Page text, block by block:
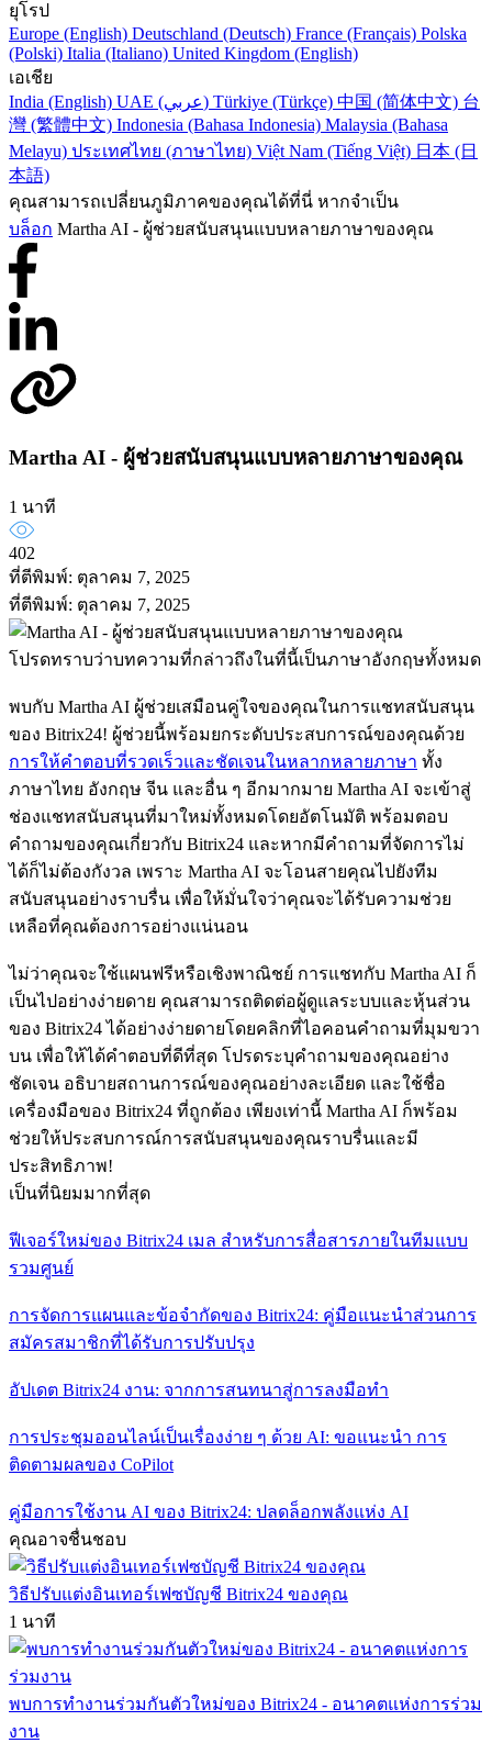
ยุโรป
Europe (English) Deutschland (Deutsch) France (Français) Polska
(Polski) Italia (Italiano) United Kingdom (English)
เอเชีย
India (English)
UAE (عربي) Türkiye (Türkçe) 中国 (简体中文) 台
灣 (繁體中文) Indonesia (Bahasa Indonesia) Malaysia (Bahasa
Melayu) ประเทศไทย (ภาษาไทย) Việt Nam (Tiếng Việt) 日本 (日
本語)
คุณสามารถเปลี่ยนภูมิภาคของคุณได้ที่นี่ หากจำเป็น
บล็อก Martha AI - ผู้ช่วยสนับสนุนแบบหลายภาษาของคุณ
Martha AI - ผู้ช่วยสนับสนุนแบบหลายภาษาของคุณ
1 นาที
402
ที่ตีพิมพ์: ตุลาคม 7, 2025
ที่ตีพิมพ์: ตุลาคม 7, 2025
โปรดทราบว่าบทความที่กล่าวถึงในที่นี้เป็นภาษาอังกฤษทั้งหมด
พบกับ Martha AI ผู้ช่วยเสมือนคู่ใจของคุณในการแชทสนับสนุน
ของ Bitrix24! ผู้ช่วยนี้พร้อมยกระดับประสบการณ์ของคุณด้วย
การให้คำตอบที่รวดเร็วและชัดเจนในหลากหลายภาษา ทั้ง
ภาษาไทย อังกฤษ จีน และอื่น ๆ อีกมากมาย Martha AI จะเข้าสู่
ช่องแชทสนับสนุนที่มาใหม่ทั้งหมดโดยอัตโนมัติ พร้อมตอบ
คำถามของคุณเกี่ยวกับ Bitrix24 และหากมีคำถามที่จัดการไม่
ได้ก็ไม่ต้องกังวล เพราะ Martha AI จะโอนสายคุณไปยังทีม
สนับสนุนอย่างราบรื่น เพื่อให้มั่นใจว่าคุณจะได้รับความช่วย
เหลือที่คุณต้องการอย่างแน่นอน
ไม่ว่าคุณจะใช้แผนฟรีหรือเชิงพาณิชย์ การแชทกับ Martha AI ก็
เป็นไปอย่างง่ายดาย คุณสามารถติดต่อผู้ดูแลระบบและหุ้นส่วน
ของ Bitrix24 ได้อย่างง่ายดายโดยคลิกที่ไอคอนคำถามที่มุมขวา
บน เพื่อให้ได้คำตอบที่ดีที่สุด โปรดระบุคำถามของคุณอย่าง
ชัดเจน อธิบายสถานการณ์ของคุณอย่างละเอียด และใช้ชื่อ
เครื่องมือของ Bitrix24 ที่ถูกต้อง เพียงเท่านี้ Martha AI ก็พร้อม
ช่วยให้ประสบการณ์การสนับสนุนของคุณราบรื่นและมี
ประสิทธิภาพ!
เป็นที่นิยมมากที่สุด
ฟีเจอร์ใหม่ของ Bitrix24 เมล สำหรับการสื่อสารภายในทีมแบบ
รวมศูนย์
การจัดการแผนและข้อจำกัดของ Bitrix24: คู่มือแนะนำส่วนการ
สมัครสมาชิกที่ได้รับการปรับปรุง
อัปเดต Bitrix24 งาน: จากการสนทนาสู่การลงมือทำ
การประชุมออนไลน์เป็นเรื่องง่าย ๆ ด้วย AI: ขอแนะนำ การ
ติดตามผลของ CoPilot
คู่มือการใช้งาน AI ของ Bitrix24: ปลดล็อกพลังแห่ง AI
คุณอาจชื่นชอบ
วิธีปรับแต่งอินเทอร์เฟซบัญชี Bitrix24 ของคุณ
1 นาที
พบการทำงานร่วมกันตัวใหม่ของ Bitrix24 - อนาคตแห่งการร่วม
งาน